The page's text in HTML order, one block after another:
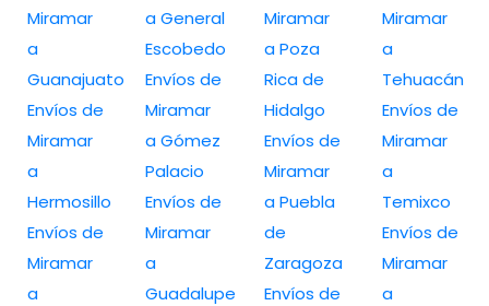
Miramar
a
Guanajuato
Envíos de
Miramar
a
Hermosillo
Envíos de
Miramar
a
a General
Escobedo
Envíos de
Miramar
a Gómez
Palacio
Envíos de
Miramar
a
Guadalupe
Miramar
a Poza
Rica de
Hidalgo
Envíos de
Miramar
a Puebla
de
Zaragoza
Envíos de
Miramar
a
Tehuacán
Envíos de
Miramar
a
Temixco
Envíos de
Miramar
a